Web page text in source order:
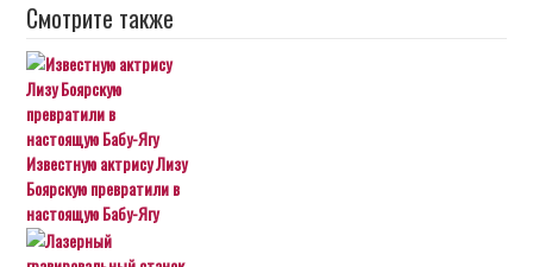
Смотрите также
Известную актрису Лизу
Боярскую превратили в
настоящую Бабу-Ягу